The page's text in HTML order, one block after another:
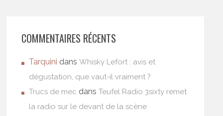
COMMENTAIRES RÉCENTS
Tarquini dansWhisky Lefort : avis et
dégustation, que vaut-il vraiment ?
Trucs de mec dansTeufel Radio 3sixty remet
la radio sur le devant de la scène